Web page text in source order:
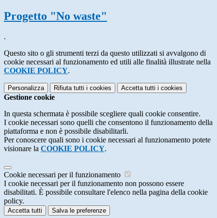
Progetto "No waste"
.
Questo sito o gli strumenti terzi da questo utilizzati si avvalgono di
cookie necessari al funzionamento ed utili alle finalità illustrate nella
COOKIE POLICY.
Personalizza Rifiuta tutti i cookies Accetta tutti i cookies
Gestione cookie
In questa schermata è possibile scegliere quali cookie consentire.
I cookie necessari sono quelli che consentono il funzionamento della
piattaforma e non è possibile disabilitarli.
Per conoscere quali sono i cookie necessari al funzionamento potete
visionare la COOKIE POLICY.
Cookie necessari per il funzionamento
I cookie necessari per il funzionamento non possono essere
disabilitati. È possibile consultare l'elenco nella pagina della cookie
policy.
Accetta tutti Salva le preferenze